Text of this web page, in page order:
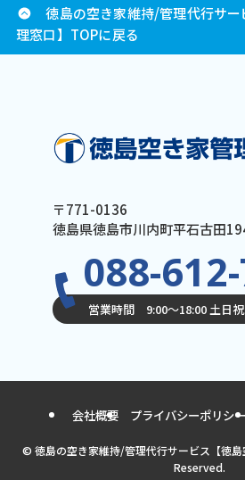
徳島の空き家維持/管理代行サー
理窓口】TOPに戻る
〒771-0136
徳島県徳島市川内町平石古田
088-
営業時間 9:00〜18:00 土日祝
会社概要 プライバシーポリシー
© 徳島の空き家維持/管理代行サービス【徳
Reserved.